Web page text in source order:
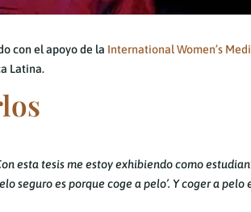
con el apoyo de la International Women’s
Latina.
esta tesis me estoy exhibiendo como
seguro es porque coge a pelo’. Y coger a pelo